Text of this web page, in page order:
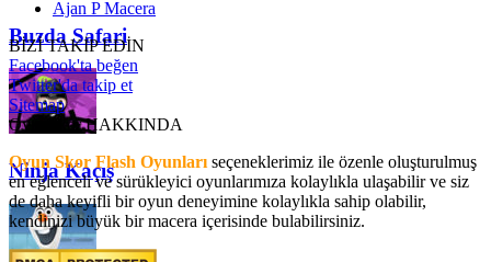
Buzda Safari
Ninja Kaçış
Ajan P Macera
BİZİ TAKİP EDİN
Facebook'ta beğen
Twitter'da takip et
Sitemap
OyunSkor HAKKINDA
Oyun Skor Flash Oyunları seçeneklerimiz ile özenle oluşturulmuş
en eğlenceli ve sürükleyici oyunlarımıza kolaylıkla ulaşabilir ve siz
de daha keyifli bir oyun deneyimine kolaylıkla sahip olabilir,
kendinizi büyük bir macera içerisinde bulabilirsiniz.